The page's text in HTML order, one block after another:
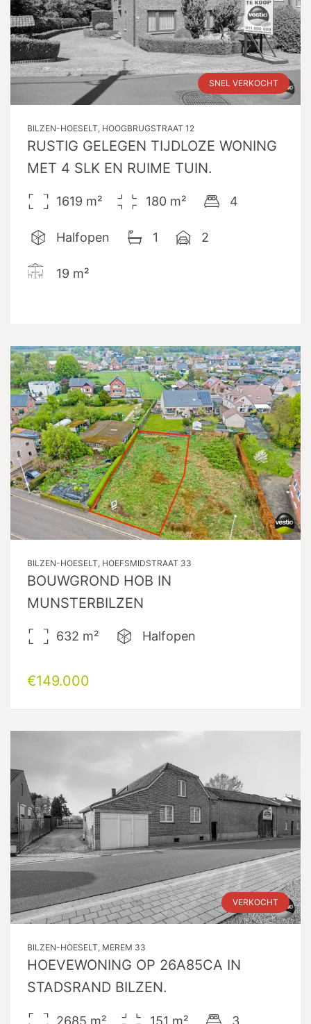
SNEL VERKOCHT
BILZEN-HOESELT, HOOGBRUGSTRAAT 12
RUSTIG GELEGEN TIJDLOZE WONING
MET 4 SLK EN RUIME TUIN.
1619 m² 180 m² 4
Halfopen 1 2
19 m²
BILZEN-HOESELT, HOEFSMIDSTRAAT 33
BOUWGROND HOB IN
MUNSTERBILZEN
632 m² Halfopen
€149.000
VERKOCHT
BILZEN-HOESELT, MEREM 33
HOEVEWONING OP 26A85CA IN
STADSRAND BILZEN.
2685 m² 151 m² 3